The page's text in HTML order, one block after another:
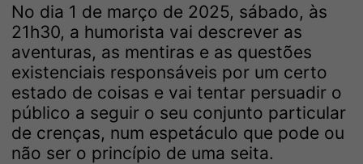
No dia 1 de março de 2025, sábado, às
21h30, a humorista vai descrever as
aventuras, as mentiras e as questões
existenciais responsáveis por um certo
estado de coisas e vai tentar persuadir o
público a seguir o seu conjunto particular
de crenças, num espetáculo que pode ou
não ser o princípio de uma seita.